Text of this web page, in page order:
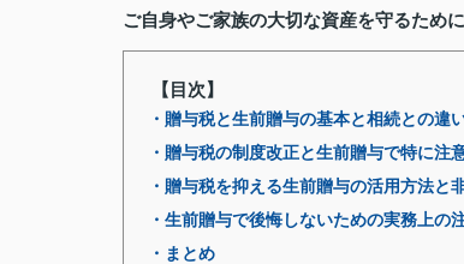
ご自身やご家族の大切な資産を守るため
【目次】
・贈与税と生前贈与の基本と相続との違
・贈与税の制度改正と生前贈与で特に注
・贈与税を抑える生前贈与の活用方法と
・生前贈与で後悔しないための実務上の
・まとめ